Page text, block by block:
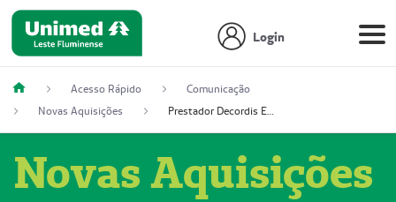
Login
Acesso Rápido
Comunicação
Novas Aquisições
Prestador Decordis Exames Cardiológicos LTDA (51004347-4)
Novas Aquisições